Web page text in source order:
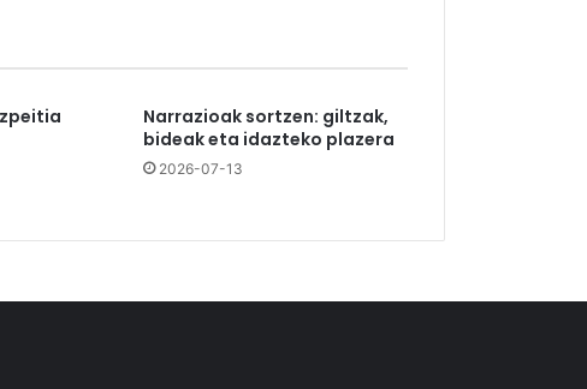
Narrazioak sortzen: giltzak,
bideak eta idazteko plazera
2026-07-13